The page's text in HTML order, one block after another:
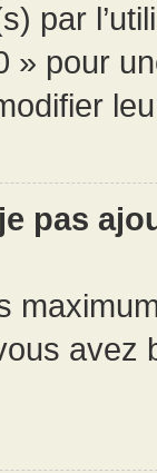
par
» pour
pas
avez